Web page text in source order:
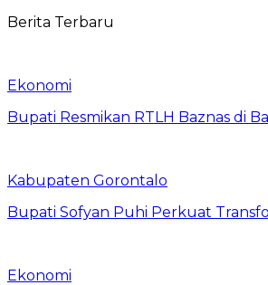
Berita Terbaru
Ekonomi
Bupati Resmikan RTLH Baznas di
Kabupaten Gorontalo
Bupati Sofyan Puhi Perkuat
Ekonomi